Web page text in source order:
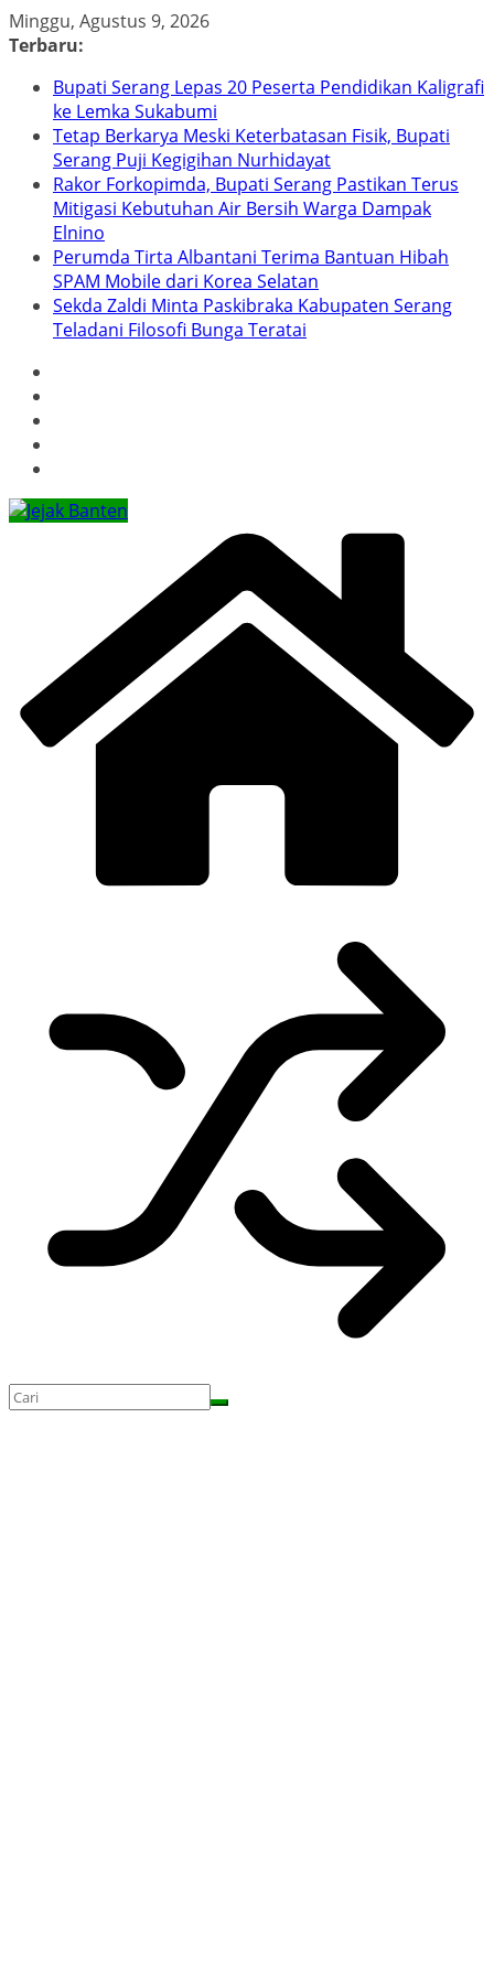
Skip
to
Minggu, Agustus 9, 2026
Terbaru:
Bupati Serang Lepas 20 Peserta Pendidikan Kaligrafi
ke Lemka Sukabumi
Tetap Berkarya Meski Keterbatasan Fisik, Bupati
Serang Puji Kegigihan Nurhidayat
Rakor Forkopimda, Bupati Serang Pastikan Terus
Mitigasi Kebutuhan Air Bersih Warga Dampak
Elnino
Perumda Tirta Albantani Terima Bantuan Hibah
SPAM Mobile dari Korea Selatan
Sekda Zaldi Minta Paskibraka Kabupaten Serang
Teladani Filosofi Bunga Teratai